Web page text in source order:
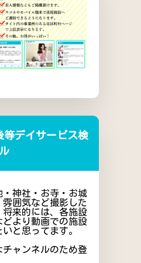
等デイサービス検
神社・お寺・お城
囲気など撮影した
来的には、各施設
より動画での施設
と思ってます。
ャンネルのため登